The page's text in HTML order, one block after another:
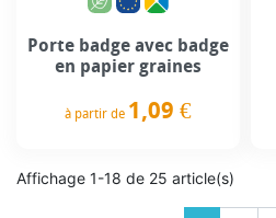
Porte badge avec badge
en papier graines
à partir de 1,09 €
Affichage 1-18 de 25 article(s)